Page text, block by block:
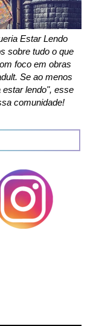
Estar Lendo
sobre tudo o que
foco em obras
Se ao menos
lendo", esse
comunidade!